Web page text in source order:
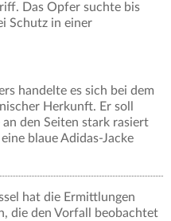
Das Opfer suchte bis
Schutz in einer
handelte es sich bei dem
Herkunft. Er soll
an den Seiten stark rasiert
blaue Adidas-Jacke
hat die Ermittlungen
die den Vorfall beobachtet